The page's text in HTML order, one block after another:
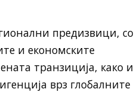
предизвици, со
и економските
транзиција, како и
врз глобалните